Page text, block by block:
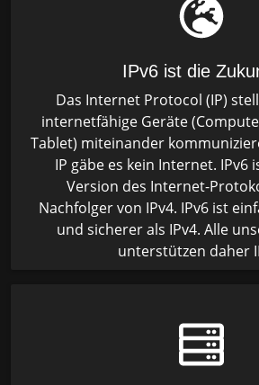
IPv6 ist die
Das Internet Protocol (IP)
internetfähige Geräte
Tablet) miteinander
IP gäbe es kein Internet. IPv6
Version des Internet-
Nachfolger von IPv4. IPv6 ist
und sicherer als IPv4. Alle
unterstützen daher